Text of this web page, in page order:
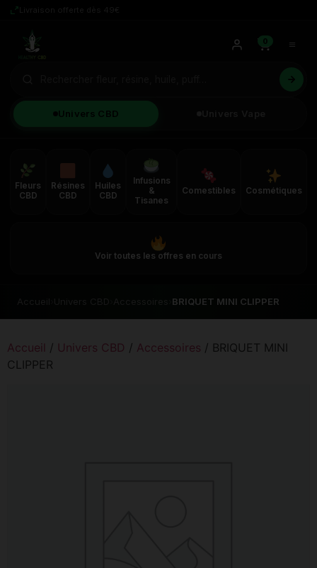
Univers CBD
0
Fleurs
CBD
Résines
CBD
Huiles
CBD
Infusions
&
Tisanes
Comestibles Cosmétiques
Voir toutes les offres en cours
BRIQUET MINI CLIPPER
Accueil / Univers CBD / Accessoires / BRIQUET MINI
CLIPPER